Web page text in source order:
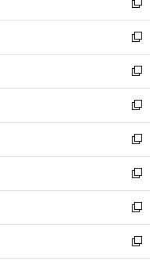
で
開
く
ィ
ン
ド
ウ
で
開
く
い
ウ
ィ
ン
ド
ウ
で
開
く
新
し
い
ウ
ィ
ン
ド
ウ
で
開
く
新
し
い
ウ
ィ
ン
ド
ウ
で
開
く
新
し
い
ウ
ィ
ン
ド
ウ
で
開
く
新
し
い
ウ
ィ
ン
ド
ウ
で
開
新
し
い
ウ
ィ
ン
ド
ウ
新
し
い
ウ
ィ
ン
新
し
い
ウ
新
し